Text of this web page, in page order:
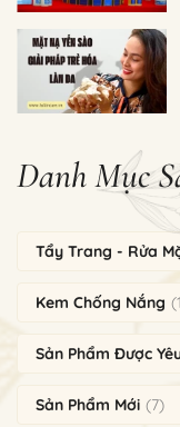
Danh Mục
Tẩy Trang - Rửa
Kem Chống Nắng
Sản Phẩm Được
Sản Phẩm Mới (7)